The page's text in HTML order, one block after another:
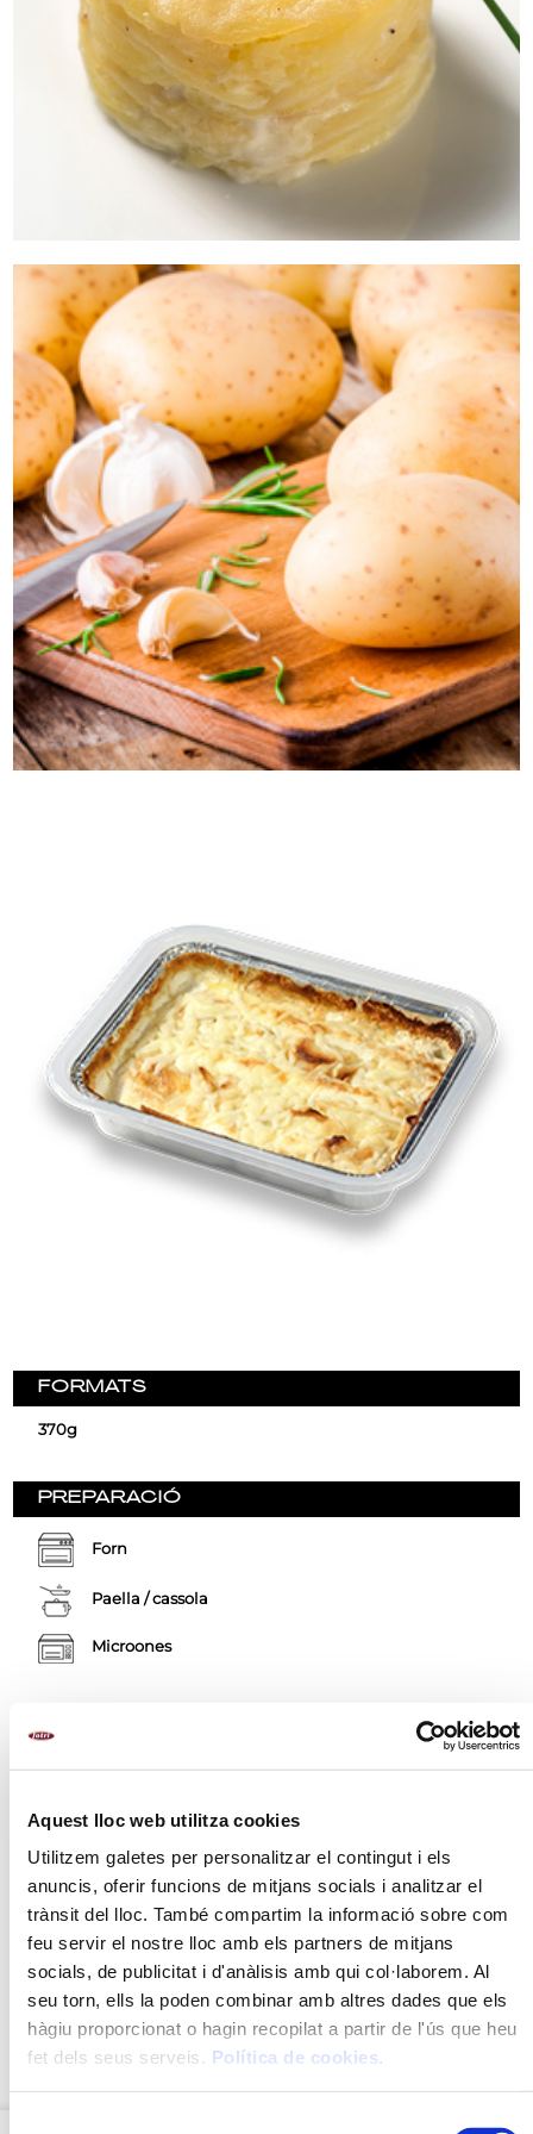
Aquest lloc web utilitza cookies
Utilitzem galetes per personalitzar el contingut i els
anuncis, oferir funcions de mitjans socials i analitzar el
trànsit del lloc. També compartim la informació sobre com
feu servir el nostre lloc amb els partners de mitjans
socials, de publicitat i d'anàlisis amb qui col·laborem. Al
seu torn, ells la poden combinar amb altres dades que els
hàgiu proporcionat o hagin recopilat a partir de l'ús que heu
fet dels seus serveis. Política de cookies.
FORMATS
370g
PREPARACIÓ
Forn
Paella / cassola
Microones
Llet i els seus derivats (inclosa la lactosa)
DESCRIPCIÓ
INGREDIENTS
MÈTODE DE PREPARACIÓ
VALORS NUTRICIONALS